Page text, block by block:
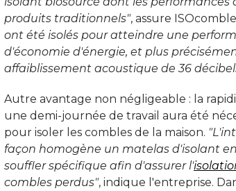
produits traditionnels", assure
ont été isolés pour atteindre une
d'économie d'énergie, et plus
affaiblissement acoustique de 36
Autre avantage non négligeable : la
une demi-journée de travail aura été
pour isoler les combles de la maison.
façon homogène un matelas d'isolant
souffler spécifique afin d'assurer l'
combles perdus", indique l'entreprise.